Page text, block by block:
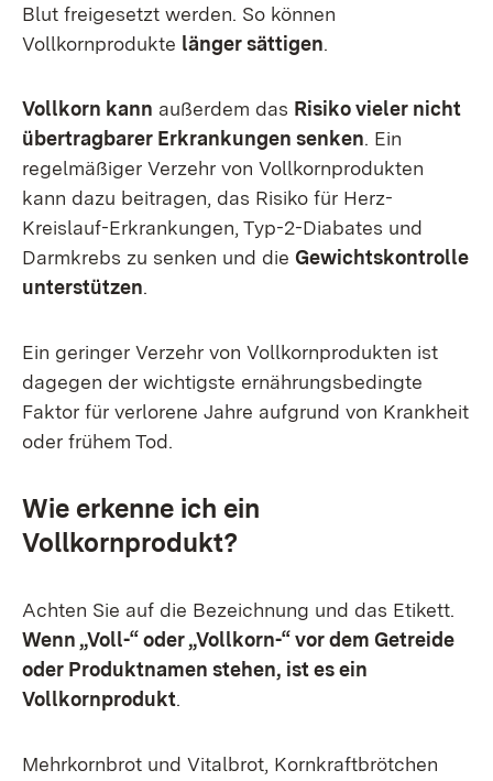
Blut freigesetzt werden. So können
Vollkornprodukte länger sättigen.
Vollkorn kann außerdem das Risiko vieler nicht
übertragbarer Erkrankungen senken. Ein
regelmäßiger Verzehr von Vollkornprodukten
kann dazu beitragen, das Risiko für Herz-
Kreislauf-Erkrankungen, Typ-2-Diabates und
Darmkrebs zu senken und die Gewichtskontrolle
unterstützen.
Ein geringer Verzehr von Vollkornprodukten ist
dagegen der wichtigste ernährungsbedingte
Faktor für verlorene Jahre aufgrund von Krankheit
oder frühem Tod.
Wie erkenne ich ein
Vollkornprodukt?
Achten Sie auf die Bezeichnung und das Etikett.
Wenn „Voll-“ oder „Vollkorn-“ vor dem Getreide
oder Produktnamen stehen, ist es ein
Vollkornprodukt.
Mehrkornbrot und Vitalbrot, Kornkraftbrötchen